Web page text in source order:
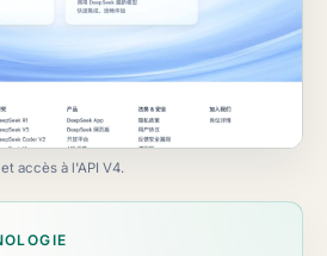
accès à l'API V4.